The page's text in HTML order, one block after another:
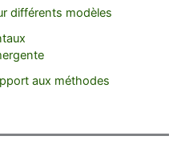
différents modèles
aux méthodes